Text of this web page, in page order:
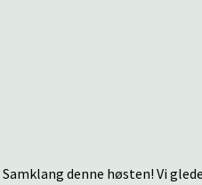
denne høsten! Vi